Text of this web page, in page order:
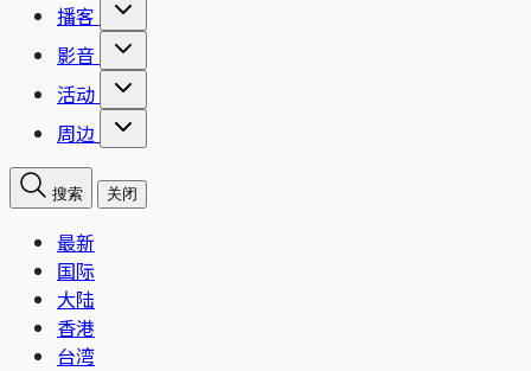
播客
影音
活动
周边
搜索 关闭
最新
国际
大陆
香港
台湾